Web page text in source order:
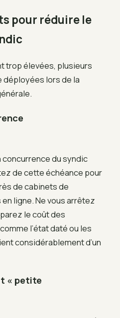
pour réduire le
trop élevées, plusieurs
lors de la
concurrence du syndic
de cette échéance pour
de cabinets de
ligne. Ne vous arrêtez
le coût des
l’état daté ou les
considérablement d’un
« petite